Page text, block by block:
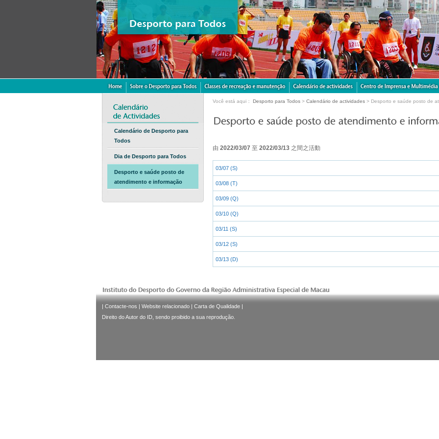
Calendário de Desporto para
Todos
Dia de Desporto para Todos
Desporto e saúde posto de
atendimento e informação
Você está aqui： Desporto para Todos > Calendário de actividades > Desporto e saúde posto de
由 2022/03/07 至 2022/03/13 之間之活動
03/07 (S)
03/08 (T)
03/09 (Q)
03/10 (Q)
03/11 (S)
03/12 (S)
03/13 (D)
| Contacte-nos | Website relacionado | Carta de Qualidade |
Direito do Autor do ID, sendo proibido a sua reprodução.